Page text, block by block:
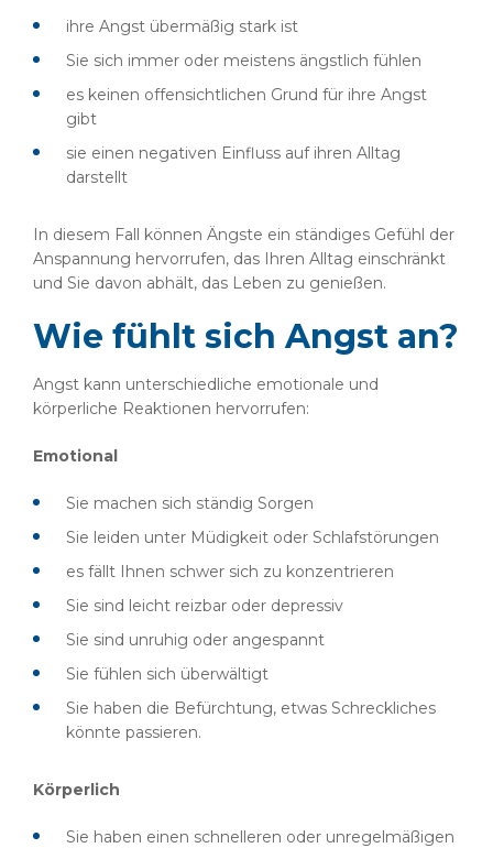
ihre Angst übermäßig stark ist
Sie sich immer oder meistens ängstlich fühlen
es keinen offensichtlichen Grund für ihre Angst
gibt
sie einen negativen Einfluss auf ihren Alltag
darstellt
In diesem Fall können Ängste ein ständiges Gefühl der
Anspannung hervorrufen, das Ihren Alltag einschränkt
und Sie davon abhält, das Leben zu genießen.
Wie fühlt sich Angst an?
Angst kann unterschiedliche emotionale und
körperliche Reaktionen hervorrufen:
Emotional
Sie machen sich ständig Sorgen
Sie leiden unter Müdigkeit oder Schlafstörungen
es fällt Ihnen schwer sich zu konzentrieren
Sie sind leicht reizbar oder depressiv
Sie sind unruhig oder angespannt
Sie fühlen sich überwältigt
Sie haben die Befürchtung, etwas Schreckliches
könnte passieren.
Körperlich
Sie haben einen schnelleren oder unregelmäßigen